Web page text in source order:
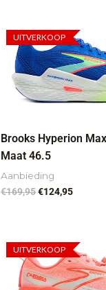
UITVERKOOP
Brooks Hyperion
Maat 46.5
Aanbieding
€169,95
prijs
was:
€169,95.
€124,95
prijs
is:
UITVERKOOP
prijs
was:
€149,95.
prijs
is: